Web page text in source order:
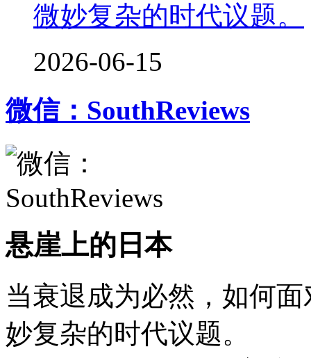
微妙复杂的时代议题。
2026-06-15
微信：SouthReviews
悬崖上的日本
当衰退成为必然，如何
妙复杂的时代议题。